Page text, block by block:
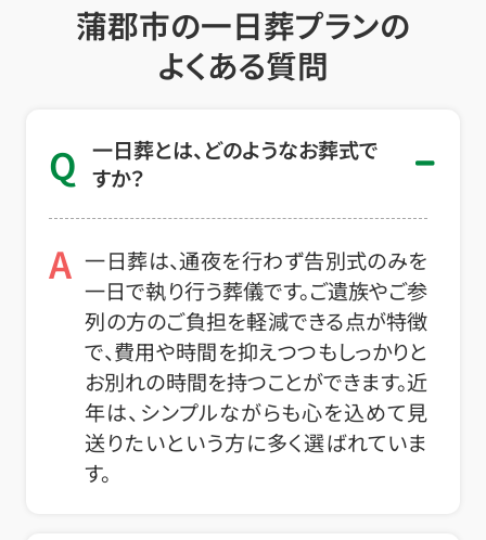
蒲郡市の一日葬プランの
よくある質問
Q 一日葬とは、どのようなお葬式で
すか？
A 一日葬は、通夜を行わず告別式のみを
一日で執り行う葬儀です。ご遺族やご参
列の方のご負担を軽減できる点が特徴
で、費用や時間を抑えつつもしっかりと
お別れの時間を持つことができます。近
年は、シンプルながらも心を込めて見
送りたいという方に多く選ばれていま
す。